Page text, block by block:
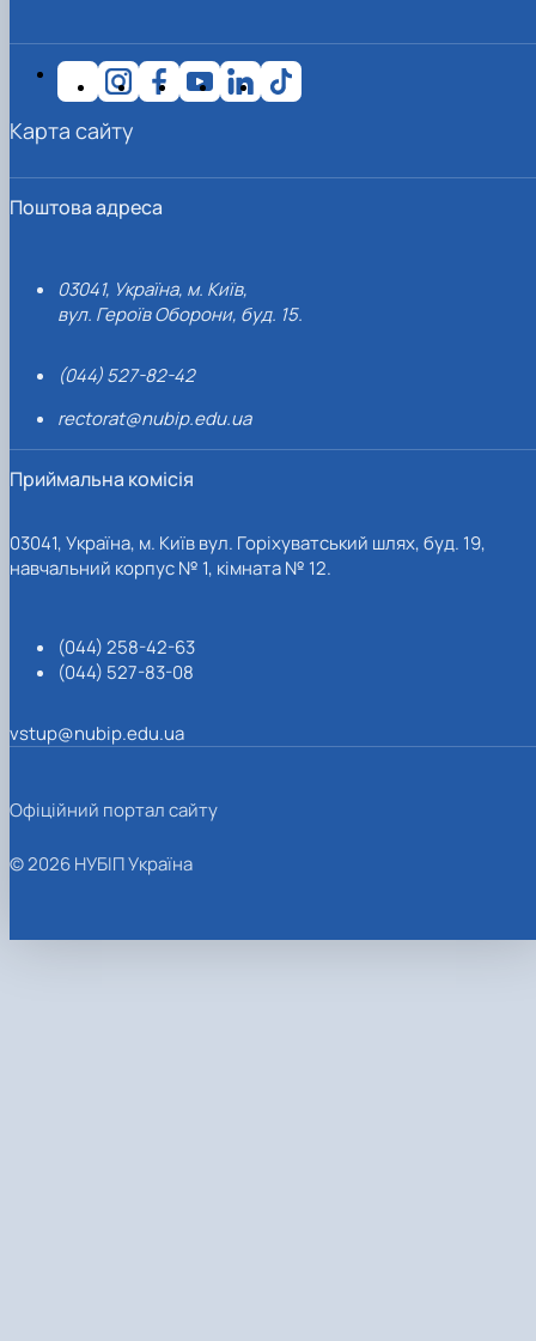
Поштова адреса
03041, Україна, м. Київ,
вул. Героїв Оборони, буд. 15.
(044) 527-82-42
rectorat@nubip.edu.ua
Приймальна комісія
03041, Україна, м. Київ вул. Горіхуватський шлях, буд. 19,
навчальний корпус № 1, кімната № 12.
(044) 258-42-63
(044) 527-83-08
vstup@nubip.edu.ua
Карта сайту
Офіційний портал сайту
© 2026 НУБІП Україна